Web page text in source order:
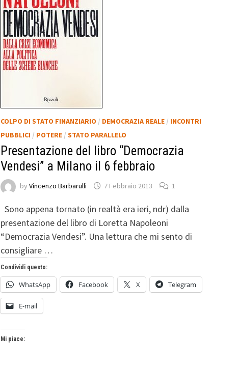
COLPO DI STATO FINANZIARIO / DEMOCRAZIA REALE/ INCONTRI
PUBBLICI / POTERE/ STATO PARALLELO
Presentazione del libro “Democrazia
Vendesi” a Milano il 6 febbraio
by Vincenzo Barbarulli 7 Febbraio 2013 1
Sono appena tornato (in realtà era ieri, ndr) dalla
presentazione del libro di Loretta Napoleoni
“Democrazia Vendesi”. Una lettura che mi sento di
consigliare …
Condividi questo:
WhatsApp Facebook X Telegram
E-mail
Mi piace: